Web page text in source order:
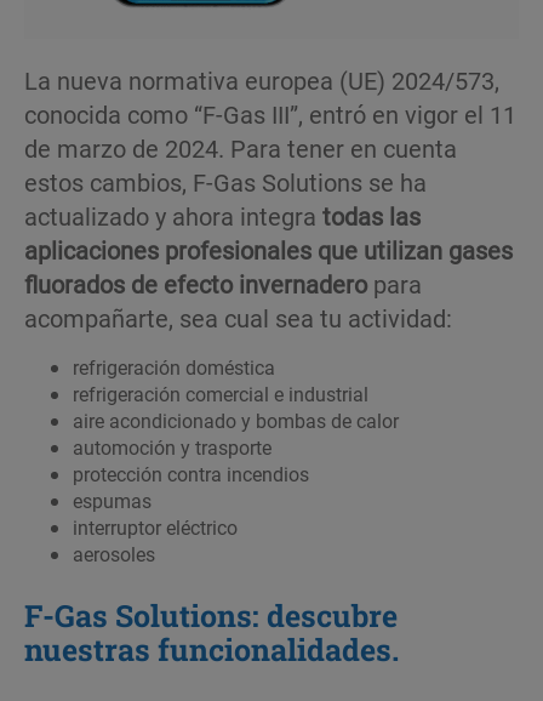
La nueva normativa europea (UE) 2024/573,
conocida como “F-Gas III”, entró en vigor el 11
de marzo de 2024. Para tener en cuenta
estos cambios, F-Gas Solutions se ha
actualizado y ahora integra todas las
aplicaciones profesionales que utilizan gases
fluorados de efecto invernadero para
acompañarte, sea cual sea tu actividad:
refrigeración doméstica
refrigeración comercial e industrial
aire acondicionado y bombas de calor
automoción y trasporte
protección contra incendios
espumas
interruptor eléctrico
aerosoles
F-Gas Solutions: descubre
nuestras funcionalidades.